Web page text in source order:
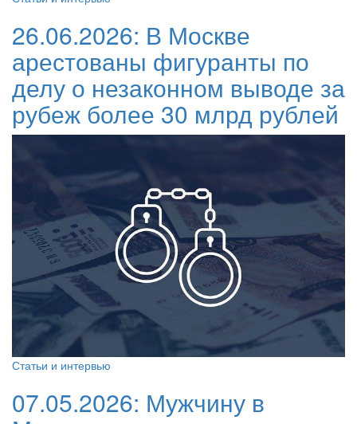
26.06.2026: В Москве
арестованы фигуранты по
делу о незаконном выводе за
рубеж более 30 млрд рублей
Статьи и интервью
07.05.2026: Мужчину в